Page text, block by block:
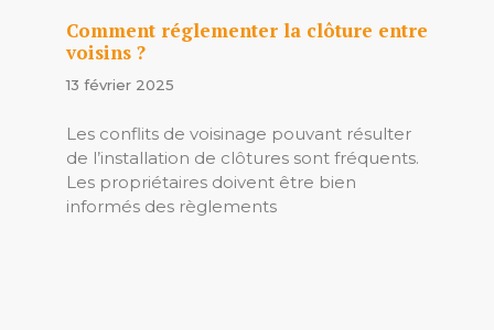
Comment réglementer la clôture entre
voisins ?
13 février 2025
Les conflits de voisinage pouvant résulter
de l’installation de clôtures sont fréquents.
Les propriétaires doivent être bien
informés des règlements